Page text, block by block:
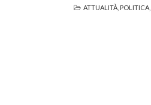
ATTUALITÀ POLITICA